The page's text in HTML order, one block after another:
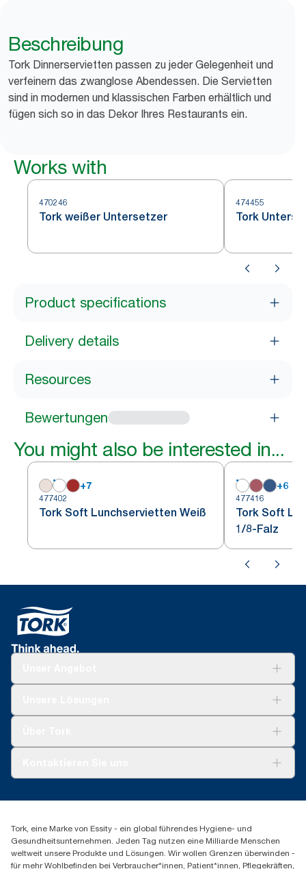
Beschreibung
Tork Dinnerservietten passen zu jeder Gelegenheit und
verfeinern das zwanglose Abendessen. Die Servietten
sind in modernen und klassischen Farben erhältlich und
fügen sich so in das Dekor Ihres Restaurants ein.
Works with
470246
Tork weißer Untersetzer
474455
Tork
Product specifications
Delivery details
Resources
Bewertungen
You might also be interested in...
+7
477402
Tork Soft Lunchservietten Weiß
+6
477416
Tork Soft
1/8-Falz
Spenderreklamation
+43 (0) 8 10-22 00 84
Essity Austria Vertriebs GmbH
Am Europlatz 2
1120 Wien
Tork, eine Marke von Essity - ein global führendes Hygiene- und
Gesundheitsunternehmen. Jeden Tag nutzen eine Milliarde Menschen
weltweit unsere Produkte und Lösungen. Wir wollen Grenzen überwinden -
für mehr Wohlbefinden bei Verbraucher*innen, Patient*innen, Pflegekräften,